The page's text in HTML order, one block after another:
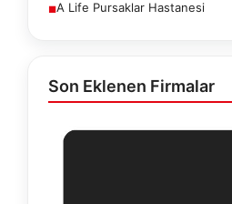
■A Life Pursaklar Hastanesi
Son Eklenen Firmalar